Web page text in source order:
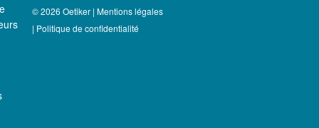
© 2026 Oetiker | Mentions légales
| Politique de confidentialité